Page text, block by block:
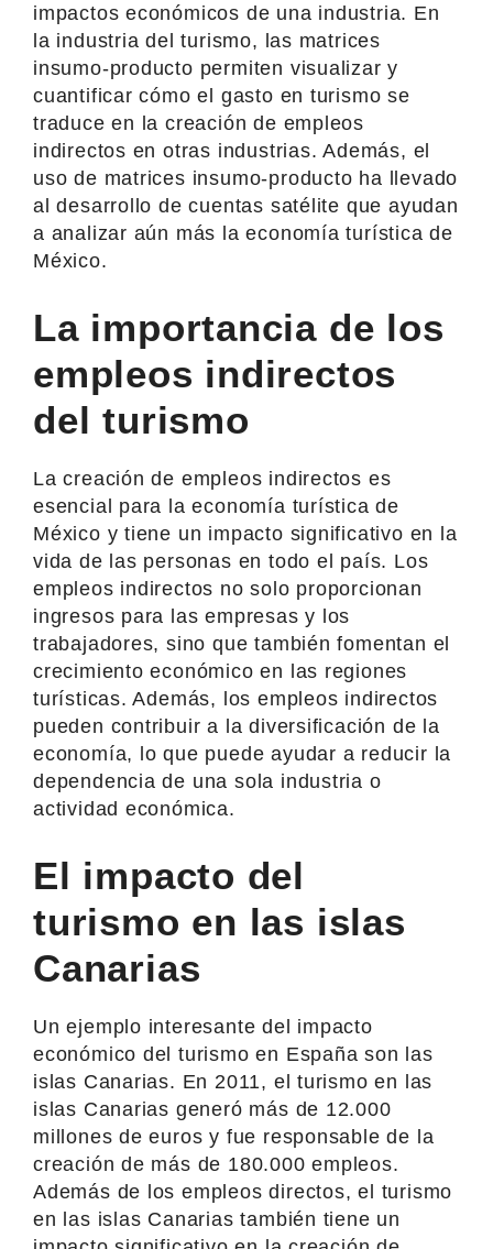
impactos económicos de una industria. En
la industria del turismo, las matrices
insumo-producto permiten visualizar y
cuantificar cómo el gasto en turismo se
traduce en la creación de empleos
indirectos en otras industrias. Además, el
uso de matrices insumo-producto ha llevado
al desarrollo de cuentas satélite que ayudan
a analizar aún más la economía turística de
México.
La importancia de los
empleos indirectos
del turismo
La creación de empleos indirectos es
esencial para la economía turística de
México y tiene un impacto significativo en la
vida de las personas en todo el país. Los
empleos indirectos no solo proporcionan
ingresos para las empresas y los
trabajadores, sino que también fomentan el
crecimiento económico en las regiones
turísticas. Además, los empleos indirectos
pueden contribuir a la diversificación de la
economía, lo que puede ayudar a reducir la
dependencia de una sola industria o
actividad económica.
El impacto del
turismo en las islas
Canarias
Un ejemplo interesante del impacto
económico del turismo en España son las
islas Canarias. En 2011, el turismo en las
islas Canarias generó más de 12.000
millones de euros y fue responsable de la
creación de más de 180.000 empleos.
Además de los empleos directos, el turismo
en las islas Canarias también tiene un